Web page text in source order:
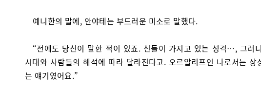
예니한의 말에, 안야테는 부드러운 미소로 말했다.
“전에도 당신이 말한 적이 있죠. 신들이 가지고 있는 성격…, 그러
시대와 사람들의 해석에 따라 달라진다고. 오르알리프인 나로서는 상
는 얘기였어요.”